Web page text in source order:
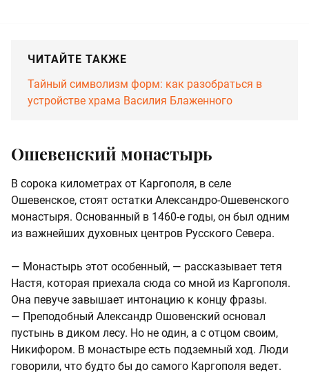
ЧИТАЙТЕ ТАКЖЕ
Тайный символизм форм: как разобраться в
устройстве храма Василия Блаженного
Ошевенский монастырь
В сорока километрах от Каргополя, в селе
Ошевенское, стоят остатки Александро-Ошевенского
монастыря. Основанный в 1460-е годы, он был одним
из важнейших духовных центров Русского Севера.
— Монастырь этот особенный, — рассказывает тетя
Настя, которая приехала сюда со мной из Каргополя.
Она певуче завышает интонацию к концу фразы.
— Преподобный Александр Ошовенский основал
пустынь в диком лесу. Но не один, а с отцом своим,
Никифором. В монастыре есть подземный ход. Люди
говорили, что будто бы до самого Каргополя ведет.